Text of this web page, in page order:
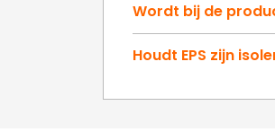
Wordt bij de
Houdt EPS zijn